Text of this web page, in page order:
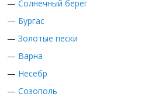
— Солнечный берег
— Бургас
— Золотые пески
— Варна
— Несебр
— Созополь